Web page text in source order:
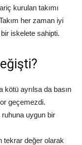
kurulan takımı
her zaman iyi
iskelete sahipti.
ayrılsa da basın
geçemezdi.
uygun bir
tekrar değer olarak